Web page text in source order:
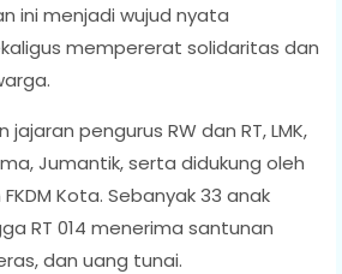
ini menjadi wujud nyata
mempererat solidaritas dan
pengurus RW dan RT, LMK,
Jumantik, serta didukung oleh
Kota. Sebanyak 33 anak
RT 014 menerima santunan
dan uang tunai.